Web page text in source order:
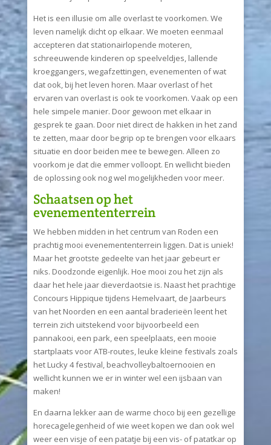
Het is een illusie om alle overlast te voorkomen. We
leven namelijk dicht op elkaar. We moeten eenmaal
accepteren dat stationairlopende moteren,
schreeuwende kinderen op speelveldjes, lallende
kroeggangers, wegafzettingen, evenementen of wat
dat ook, bij het leven horen. Maar overlast of het
ervaren van overlast is ook te voorkomen. Vaak op een
hele simpele manier. Door gewoon met elkaar in
gesprek te gaan. Door niet direct de hakken in het zand
te zetten, maar door begrip op te brengen voor elkaars
situatie en door beiden mee te bewegen. Alleen zo
voorkom je dat die emmer volloopt. En wellicht bieden
de oplossing ook nog wel mogelijkheden voor meer.
Schaatsen op het
evenemententerrein
We hebben midden in het centrum van Roden een
prachtig mooi evenemententerrein liggen. Dat is uniek!
Maar het grootste gedeelte van het jaar gebeurt er
niks. Doodzonde eigenlijk. Hoe mooi zou het zijn als
daar het hele jaar dieverdaotsie is. Naast het prachtige
Concours Hippique tijdens Hemelvaart, de Jaarbeurs
van het Noorden en een aantal braderieën leent het
terrein zich uitstekend voor bijvoorbeeld een
pannakooi, een park, een speelplaats, een mooie
startplaats voor ATB-routes, leuke kleine festivals zoals
het Lucky 4 festival, beachvolleybaltoernooien en
wellicht kunnen we er in winter wel een ijsbaan van
maken!
En daarna lekker aan de warme choco bij een gezellige
horecagelegenheid of wie weet kopen we dan ook wel
weer een visje of een patatje bij een vis- of patatkar op